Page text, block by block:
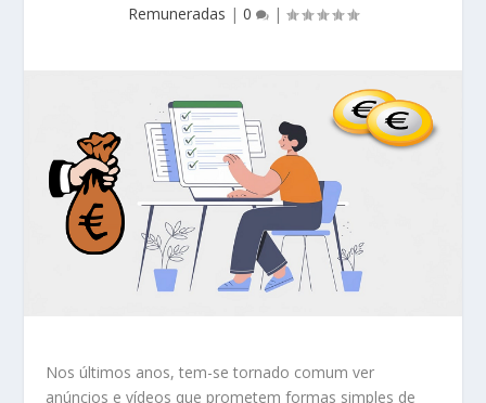
Remuneradas | 0 |
Nos últimos anos, tem-se tornado comum ver
anúncios e vídeos que prometem formas simples de